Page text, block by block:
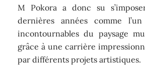
M Pokora a donc su
dernières années comme
incontournables du paysage
grâce à une carrière
par différents projets artistiques.